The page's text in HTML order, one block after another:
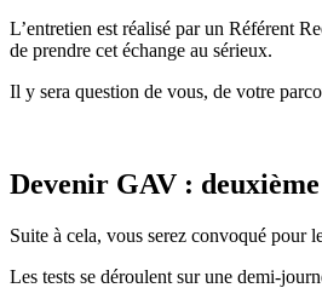
L’entretien est réalisé par un Référent
de prendre cet échange au sérieux.
Il y sera question de vous, de votre
Devenir GAV : deuxième
Suite à cela, vous serez convoqué pour
Les tests se déroulent sur une demi-